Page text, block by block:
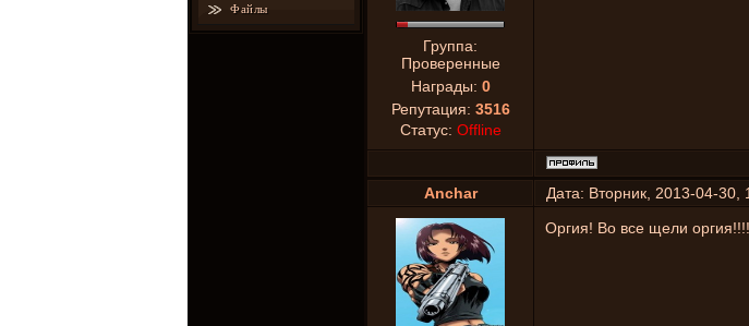
Файлы
Группа:
Проверенные
Награды: 0
Репутация: 3516
Статус: Offline
Anchar Дата: Вторник, 2013-04-
Оргия! Во все щели